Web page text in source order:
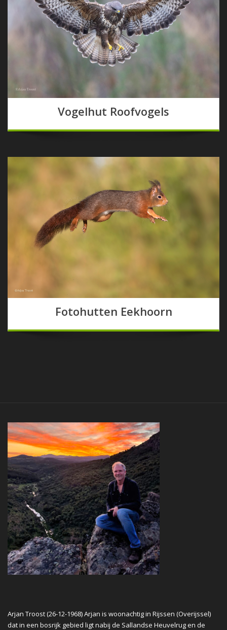
Vogelhut Roofvogels
Fotohutten Eekhoorn
Arjan Troost (26-12-1968) Arjan is woonachtig in Rijssen (Overijssel)
dat in een bosrijk gebied ligt nabij de Sallandse Heuvelrug en de